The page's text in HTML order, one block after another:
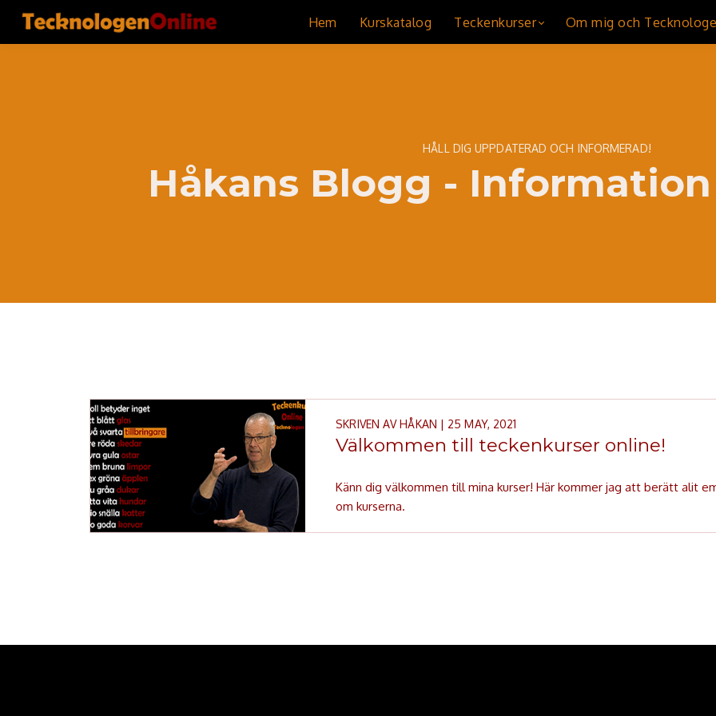
Hem Kurskatalog Teckenkurser Om mig och
HÅLL DIG UPPDATERAD OCH INFORMERAD!
Håkans Blogg -
SKRIVEN AVHÅKAN | 25 MAY, 2021
Välkommen till teckenkurser online!
Känn dig välkommen till mina kurser! Här kommer jag att berätt alit
om kurserna.